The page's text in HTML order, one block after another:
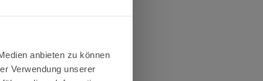
anbieten zu können
Verwendung unserer